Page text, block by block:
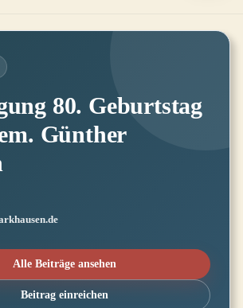
80. Geburtstag
Günther
Alle Beiträge ansehen
Beitrag einreichen